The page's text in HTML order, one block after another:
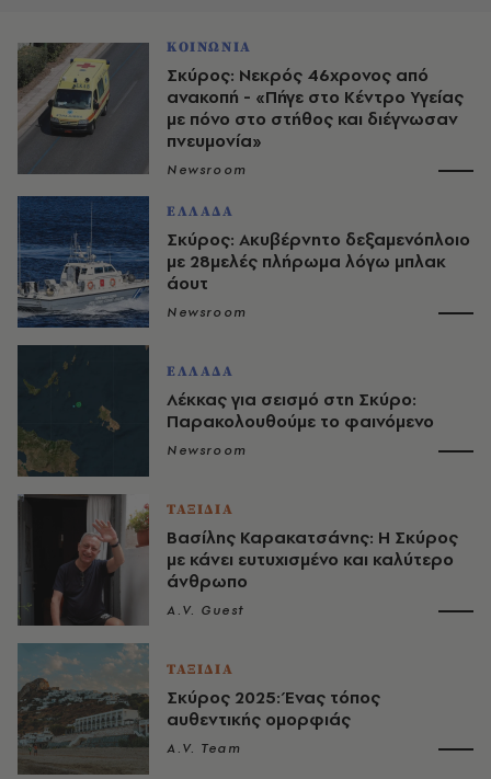
ΚΟΙΝΩΝΙΑ
Σκύρος: Νεκρός 46χρονος από
ανακοπή - «Πήγε στο Κέντρο Υγείας
με πόνο στο στήθος και διέγνωσαν
πνευμονία»
Newsroom
ΕΛΛΑΔΑ
Σκύρος: Ακυβέρνητο δεξαμενόπλοιο
με 28μελές πλήρωμα λόγω μπλακ
άουτ
Newsroom
ΕΛΛΑΔΑ
Λέκκας για σεισμό στη Σκύρο:
Παρακολουθούμε το φαινόμενο
Newsroom
ΤΑΞΙΔΙΑ
Bασίλης Καρακατσάνης: Η Σκύρος
με κάνει ευτυχισμένο και καλύτερο
άνθρωπο
A.V. Guest
ΤΑΞΙΔΙΑ
Σκύρος 2025: Ένας τόπος
αυθεντικής ομορφιάς
A.V. Team